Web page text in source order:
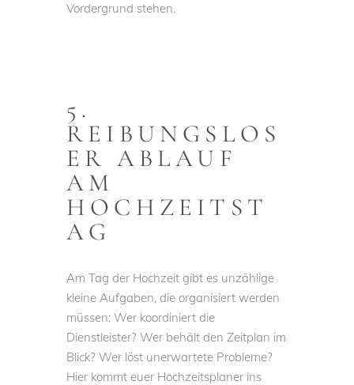
Vordergrund stehen.
5.
REIBUNGSLOS
ER ABLAUF
AM
HOCHZEITST
AG
Am Tag der Hochzeit gibt es unzählige
kleine Aufgaben, die organisiert werden
müssen: Wer koordiniert die
Dienstleister? Wer behält den Zeitplan im
Blick? Wer löst unerwartete Probleme?
Hier kommt euer Hochzeitsplaner ins